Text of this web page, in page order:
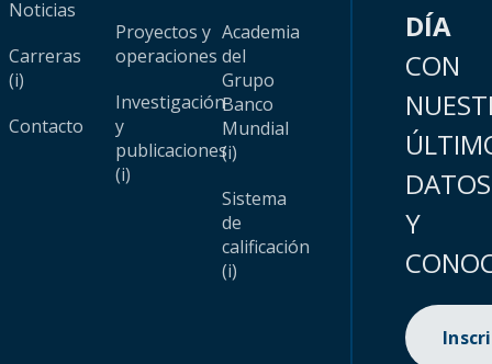
Noticias
Carreras
(i)
Contacto
Proyectos y
operaciones
Investigación
y
publicaciones
(i)
Academia
del
Grupo
Banco
Mundial
(i)
Sistema
de
calificación
(i)
DÍA
CON
DATOS
Y